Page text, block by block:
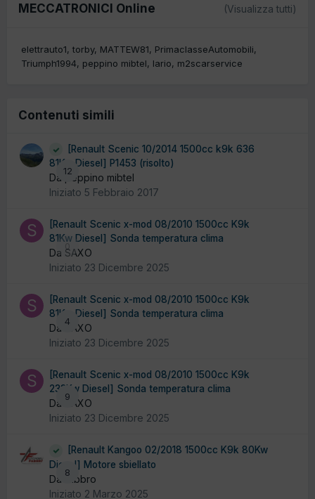
MECCATRONICI Online (Visualizza tutti)
elettrauto1 torby MATTEW81
PrimaclasseAutomobili
Triumph1994
peppino mibtel lario m2scarservice
Contenuti simili
12
[Renault Scenic 10/2014 1500cc k9k 636
81Kw Diesel] P1453 (risolto)
Da peppino mibtel
Iniziato 5 Febbraio 2017
0
[Renault Scenic x-mod 08/2010 1500cc K9k
81Kw Diesel] Sonda temperatura clima
Da SAXO
Iniziato 23 Dicembre 2025
4
[Renault Scenic x-mod 08/2010 1500cc K9k
81Kw Diesel] Sonda temperatura clima
Da SAXO
Iniziato 23 Dicembre 2025
9
[Renault Scenic x-mod 08/2010 1500cc K9k
233Kw Diesel] Sonda temperatura clima
Da SAXO
Iniziato 23 Dicembre 2025
8
[Renault Kangoo 02/2018 1500cc K9k 80Kw
Diesel] Motore sbiellato
Da fabbro
Iniziato 2 Marzo 2025